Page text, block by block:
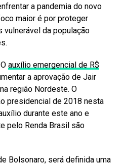
a pandemia do novo
maior é por proteger
vulnerável da população
auxílio emergencial de R$
a aprovação de Jair
região Nordeste. O
presidencial de 2018 nesta
durante este ano e
pelo Renda Brasil são
Bolsonaro, será definida uma